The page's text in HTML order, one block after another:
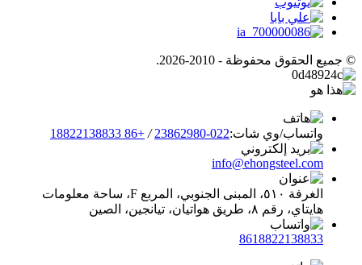
© جميع الحقوق محفوظة - 2010-2026.
واتساب/وي شات:022-23862980
/
+86 18822138833
info@ehongsteel.com
الغرفة ٥١٠، المبنى الجنوبي، المربع F، ساحة معلومات
هايتاي، رقم ٨، طريق هواتيان، تيانجين، الصين
8618822138833